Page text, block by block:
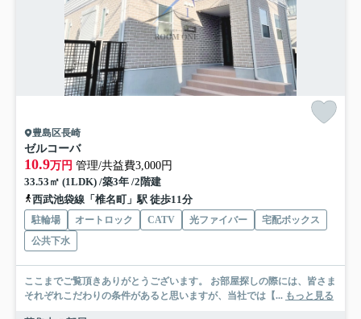
豊島区長崎
ゼルコーバ
10.9万円 管理/共益費3,000円
33.53㎡ (1LDK) /築3年 /2階建
西武池袋線「椎名町」駅 徒歩11分
駐輪場 オートロック CATV 光ファイバー
宅配ボックス
公共下水
ここまでご覧頂きありがとうございます。 お部屋探しの際には、皆さま
それぞれこだわりの条件があると思いますが、当社では【... もっと見る